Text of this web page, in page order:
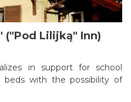
("Pod Lilijką" Inn)
in support for school
with the possibility of